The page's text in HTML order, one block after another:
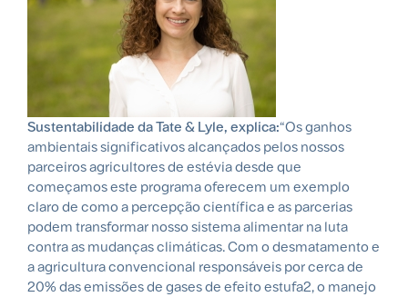
Sustentabilidade da Tate & Lyle, explica:“Os ganhos
ambientais significativos alcançados pelos nossos
parceiros agricultores de estévia desde que
começamos este programa oferecem um exemplo
claro de como a percepção científica e as parcerias
podem transformar nosso sistema alimentar na luta
contra as mudanças climáticas. Com o desmatamento e
a agricultura convencional responsáveis por cerca de
20% das emissões de gases de efeito estufa2, o manejo